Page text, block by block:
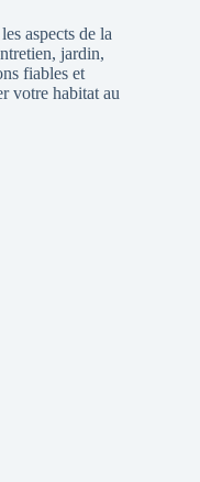
aspects de la
jardin,
fiables et
votre habitat au